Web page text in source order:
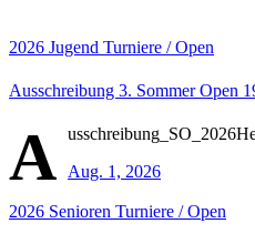
2026 Jugend Turniere / Open
Ausschreibung 3. Sommer Open
A Aug. 1, 2026
2026 Senioren Turniere / Open